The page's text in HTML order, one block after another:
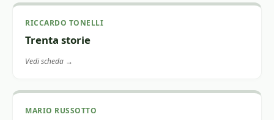
RICCARDO TONELLI
Trenta storie
Vedi scheda →
MARIO RUSSOTTO